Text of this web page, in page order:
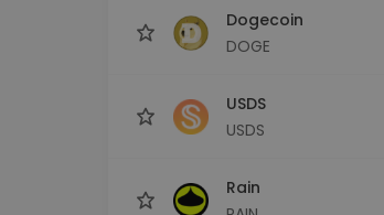
Dogecoin
DOGE
USDS
USDS
Rain